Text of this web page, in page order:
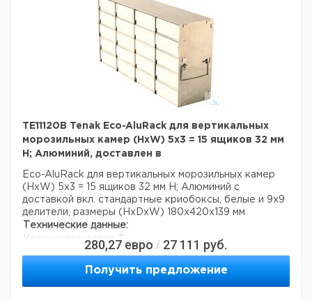
TE11120B Tenak Eco-AluRack для вертикальных
морозильных камер (HxW) 5x3 = 15 ящиков 32 мм
H; Алюминий, доставлен в
Eco-AluRack для вертикальных морозильных камер
(HxW) 5x3 = 15 ящиков 32 мм H; Алюминий с
доставкой вкл. стандартные криобоксы, белые и 9x9
делители, размеры (HxDxW) 180x420x139 мм
Технические данные:
Количество рядов:5
алюминий
280,27 евро / 27 111 руб.
Получить предложение